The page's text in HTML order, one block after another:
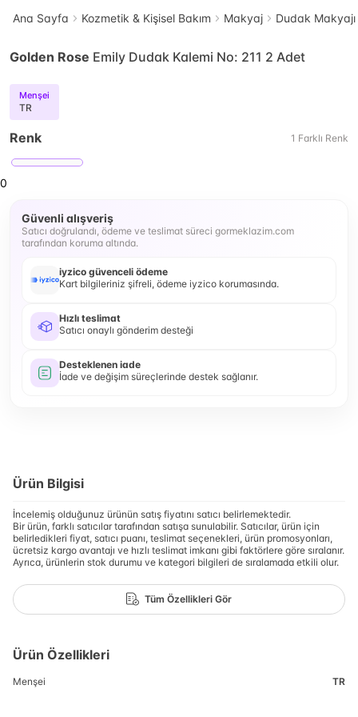
Ana Sayfa Kozmetik & Kişisel Bakım Makyaj Dudak Makyajı
Golden Rose Emily Dudak Kalemi No: 211 2 Adet
Menşei
TR
Renk 1 Farklı Renk
0
Güvenli alışveriş
Satıcı doğrulandı, ödeme ve teslimat süreci gormeklazim.com
tarafından koruma altında.
iyzico güvenceli ödeme
Kart bilgileriniz şifreli, ödeme iyzico korumasında.
Hızlı teslimat
Satıcı onaylı gönderim desteği
Desteklenen iade
İade ve değişim süreçlerinde destek sağlanır.
Ürün Bilgisi
İncelemiş olduğunuz ürünün satış fiyatını satıcı belirlemektedir.
Bir ürün, farklı satıcılar tarafından satışa sunulabilir. Satıcılar, ürün için
belirledikleri fiyat, satıcı puanı, teslimat seçenekleri, ürün promosyonları,
ücretsiz kargo avantajı ve hızlı teslimat imkanı gibi faktörlere göre sıralanır.
Ayrıca, ürünlerin stok durumu ve kategori bilgileri de sıralamada etkili olur.
Tüm Özellikleri Gör
Ürün Özellikleri
Menşei TR